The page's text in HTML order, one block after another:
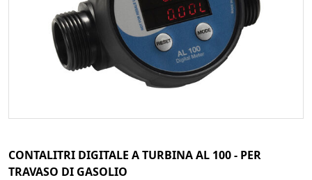
CONTALITRI DIGITALE A TURBINA AL 100 - PER
TRAVASO DI GASOLIO